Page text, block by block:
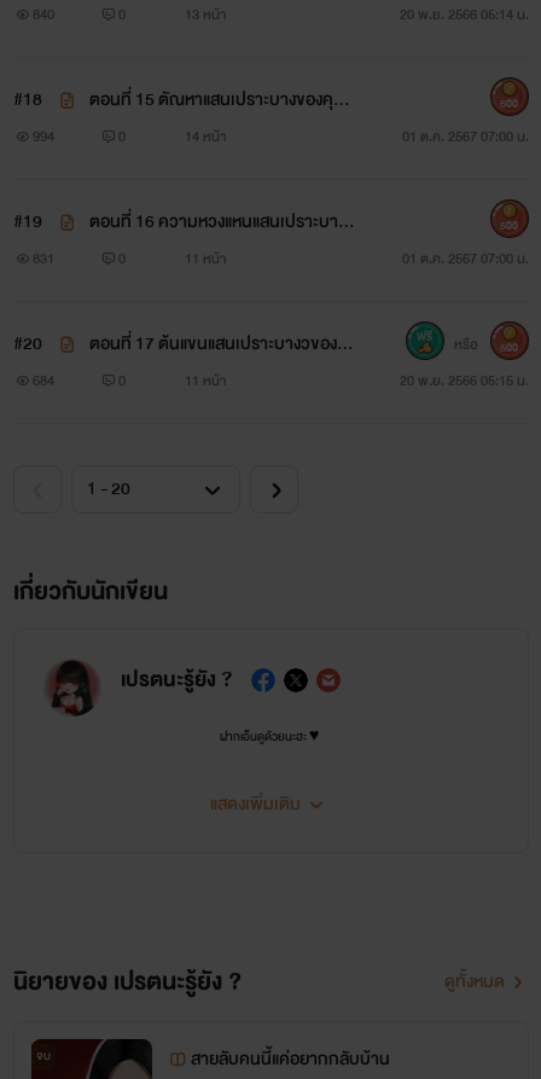
งคุณยอดผา
840 0 13 หน้า 20 พ.ย. 2566 05:14 น.
#18
ตอนที่ 15 ตัณหาแสนเปราะบางของคุณ
ยอดผา+++
994 0 14 หน้า 01 ต.ค. 2567 07:00 น.
500
#19
ตอนที่ 16 ความหวงแหนแสนเปราะบางข
องคุณยอดผา (NC)
831 0 11 หน้า 01 ต.ค. 2567 07:00 น.
500
#20
ตอนที่ 17 ต้นแขนแสนเปราะบางวของคุ
ณยอดผา
684 0 11 หน้า 20 พ.ย. 2566 05:15 น.
หรือ 500
เกี่ยวกับนักเขียน
เปรตนะรู้ยัง ?
ฝากเอ็นดูด้วยนะฮะ ♥
แสดงเพิ่มเติม
นิยายของ เปรตนะรู้ยัง ? ดูทั้งหมด
จบ สายลับคนนี้แค่อยากกลับบ้าน